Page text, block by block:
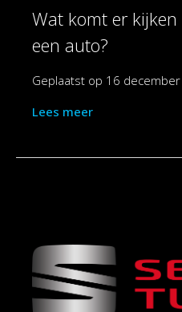
Wat komt er
een auto?
Geplaatst op 16
Lees meer